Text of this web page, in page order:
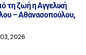
τη ζωή η Αγγελική
– Αθανασοπούλου,
2026